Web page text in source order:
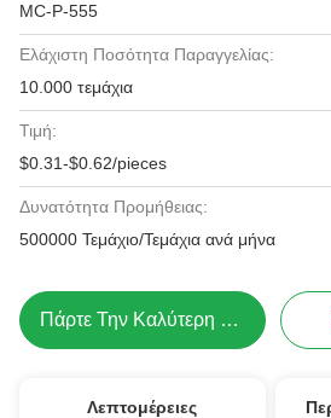
MC-P-555
Ελάχιστη Ποσότητα Παραγγελίας:
10.000 τεμάχια
Τιμή:
$0.31-$0.62/pieces
Δυνατότητα Προμήθειας:
500000 Τεμάχιο/Τεμάχια ανά μήνα
Πάρτε Την Καλύτερη Τιμή
Λεπτομέρειες